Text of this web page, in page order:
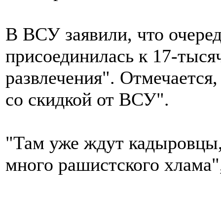
В ВСУ заявили, что
присоединилась к 17-
развлечения".
со скидкой от ВСУ".
"Там уже ждут
много рашистского